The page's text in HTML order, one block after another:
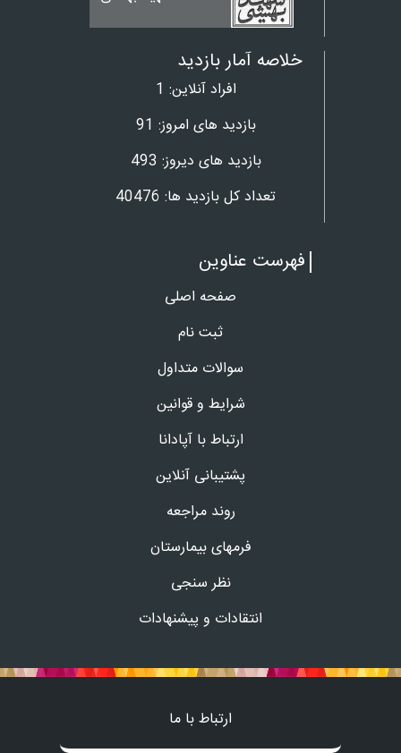
خلاصه آمار بازدید
افراد آنلاین: 1
بازدید های امروز: 91
بازدید های دیروز: 493
تعداد کل بازدید ها: 40476
فهرست عناوین
صفحه اصلی
ثبت نام
سوالات متداول
شرایط و قوانین
ارتباط با آپادانا
پشتیبانی آنلاین
روند مراجعه
فرمهای بیمارستان
نظر سنجی
انتقادات و پیشنهادات
ارتباط با ما